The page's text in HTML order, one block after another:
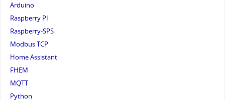
Arduino
Raspberry PI
Raspberry-SPS
Modbus TCP
Home Assistant
FHEM
MQTT
Python